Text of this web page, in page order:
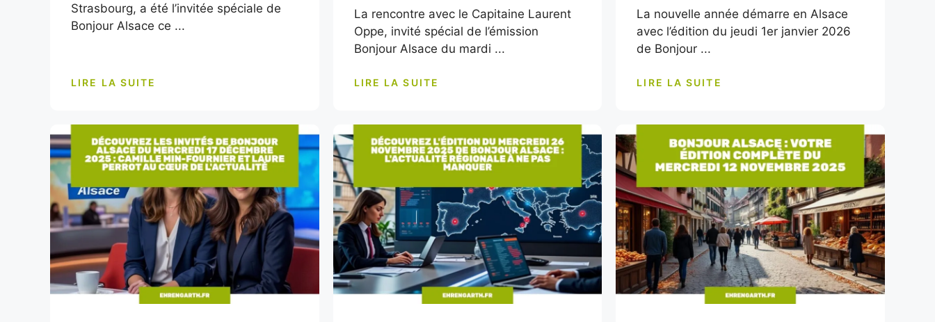
Strasbourg, a été l’invitée spéciale de
Bonjour Alsace ce ...
LIRE LA SUITE
La rencontre avec le Capitaine Laurent
Oppe, invité spécial de l’émission
Bonjour Alsace du mardi ...
LIRE LA SUITE
La nouvelle année démarre en Alsace
avec l’édition du jeudi 1er janvier 2026
de Bonjour ...
LIRE LA SUITE